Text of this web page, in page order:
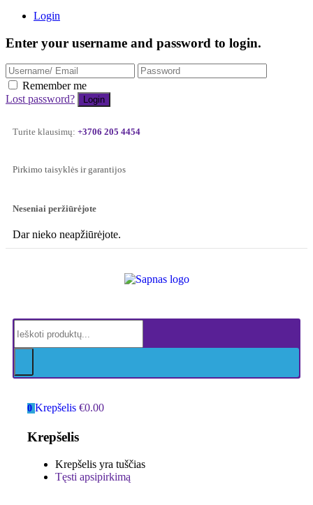
Login
Enter your username and password to login.
Remember me
Lost password?
Turite klausimų: +3706 205 4454
Pirkimo taisyklės ir garantijos
Neseniai peržiūrėjote
Dar nieko neapžiūrėjote.
0 Krepšelis €0.00
Krepšelis
Krepšelis yra tuščias
Tęsti apsipirkimą